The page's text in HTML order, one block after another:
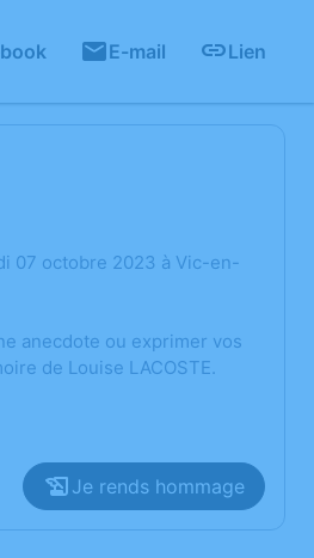
E-mail Lien
07 octobre 2023 à Vic-en-
anecdote ou exprimer vos
de Louise LACOSTE.
Je rends hommage